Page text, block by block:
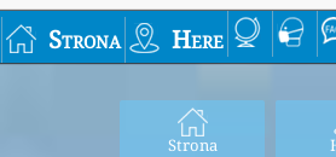
Strona Here
Strona